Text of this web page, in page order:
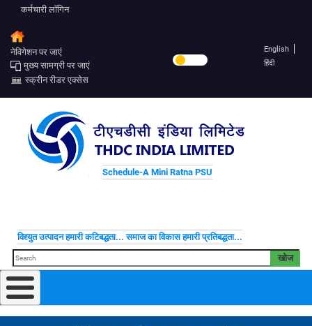
कर्मचारी लॉगिन
नेविगेशन पर जाएं
मुख्य सामग्री पर जाएं
स्क्रीन रीडर एक्सेस
English
हिंदी
Schedule-A Mini Ratna PSU
विद्द्युत उत्पादन हमारी कटिबद्धता... समाज का विकास हमारी प्रतिबद्धता...
खोज